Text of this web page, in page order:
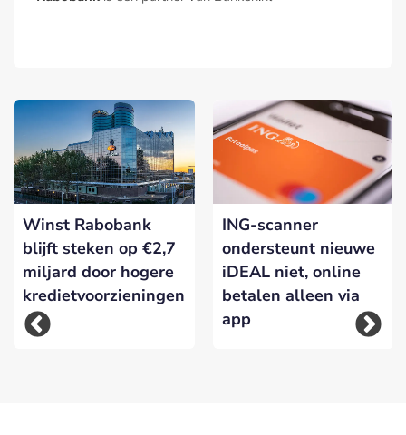
Winst Rabobank
blijft steken op €2,7
miljard door hogere
kredietvoorzieningen
ING-scanner
ondersteunt nieuwe
iDEAL niet, online
betalen alleen via
app